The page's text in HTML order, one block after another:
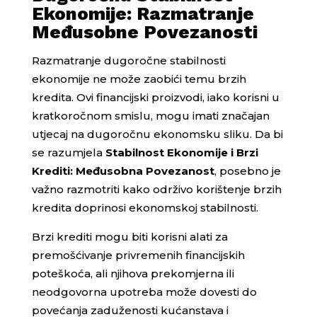
Ekonomije: Razmatranje
Međusobne Povezanosti
Razmatranje dugoročne stabilnosti
ekonomije ne može zaobići temu brzih
kredita. Ovi financijski proizvodi, iako korisni u
kratkoročnom smislu, mogu imati značajan
utjecaj na dugoročnu ekonomsku sliku. Da bi
se razumjela Stabilnost Ekonomije i Brzi
Krediti: Međusobna Povezanost, posebno je
važno razmotriti kako održivo korištenje brzih
kredita doprinosi ekonomskoj stabilnosti.
Brzi krediti mogu biti korisni alati za
premošćivanje privremenih financijskih
poteškoća, ali njihova prekomjerna ili
neodgovorna upotreba može dovesti do
povećanja zaduženosti kućanstava i